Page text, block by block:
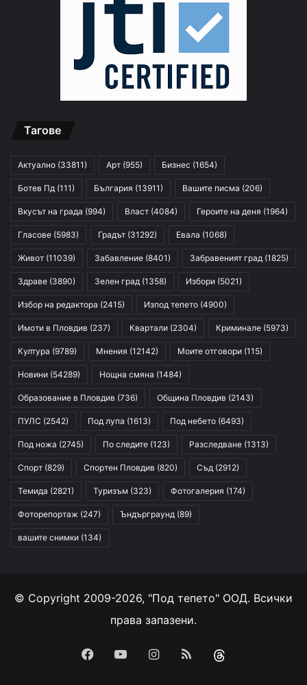
Тагове
Актуално (33811) Арт (955) Бизнес (1654)
Ботев Пд (111) България (13911) Вашите писма (206)
Вкусът на града (994) Власт (4084) Героите на деня (1964)
Гласове (5983) Градът (31292) Евала (1068)
Живот (11039) Забавление (8401) Забравеният град (1825)
Здраве (3890) Зелен град (1358) Избори (5021)
Избор на редактора (2415) Изпод тепето (4900)
Имоти в Пловдив (237) Квартали (2304) Криминале (5973)
Култура (9789) Мнения (12142) Моите отговори (115)
Новини (54289) Нощна смяна (1484)
Образование в Пловдив (736) Община Пловдив (2143)
ПУЛС (2542) Под лупа (1613) Под небето (6493)
Под ножа (2745) По следите (123) Разследване (1313)
Спорт (829) Спортен Пловдив (820) Съд (2912)
Темида (2821) Туризъм (323) Фотогалерия (174)
Фоторепортаж (247) Ъндърграунд (89)
вашите снимки (134)
© Copyright 2009-2026, "Под тепето" ООД. Всички
права запазени.
FacebookYouTubeInstagram
RSS